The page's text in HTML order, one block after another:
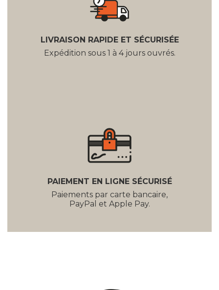
LIVRAISON RAPIDE ET SÉCURISÉE
Expédition sous 1 à 4 jours ouvrés.
PAIEMENT EN LIGNE SÉCURISÉ
Paiements par carte bancaire,
PayPal et Apple Pay.